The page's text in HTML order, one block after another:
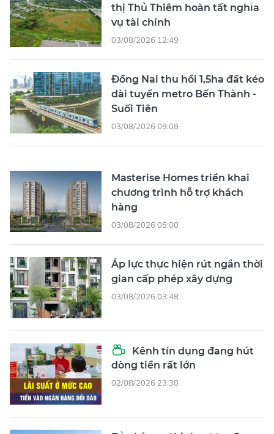
thị Thủ Thiêm hoàn tất nghĩa
vụ tài chính
03/08/2026 12:49
Đồng Nai thu hồi 1,5ha đất kéo
dài tuyến metro Bến Thành -
Suối Tiên
03/08/2026 09:08
Masterise Homes triển khai
chương trình hỗ trợ khách
hàng
03/08/2026 05:00
Áp lực thực hiện rút ngắn thời
gian cấp phép xây dựng
03/08/2026 03:48
Kênh tín dụng đang hút
dòng tiền rất lớn
02/08/2026 23:30